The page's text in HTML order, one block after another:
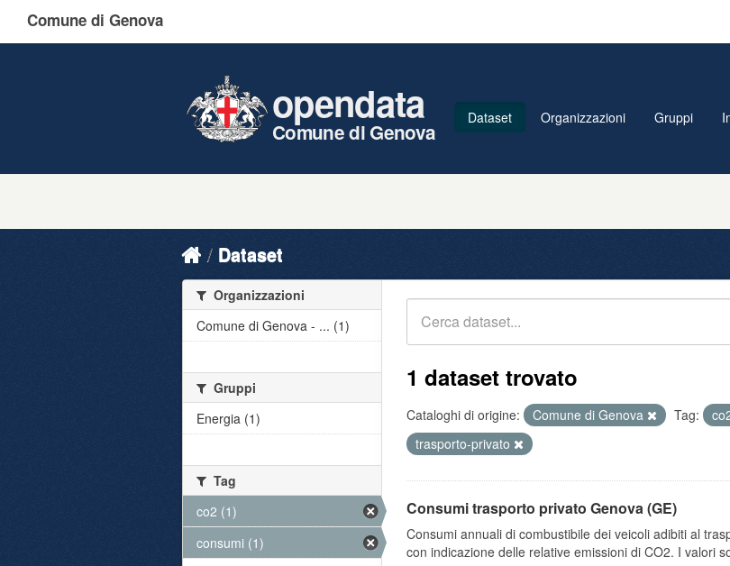
Comune di Genova
opendata
Comune di Genova
Dataset Organizzazioni Gruppi
Dataset
1 dataset trovato
Cataloghi di origine: Comune di Genova Tag:
trasporto-privato
Consumi trasporto privato Genova (GE)
Consumi annuali di combustibile dei veicoli adibiti al
con indicazione delle relative emissioni di CO2. I valori
Organizzazioni
Comune di Genova - ... (1)
Gruppi
Energia (1)
Tag
co2 (1)
consumi (1)